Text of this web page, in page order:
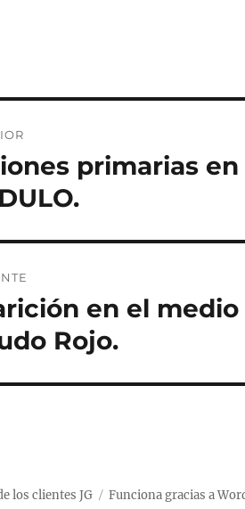
primarias
en el
Rojo.
los clientes JG Funciona gracias a